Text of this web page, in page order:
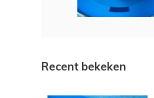
Recent bekeken